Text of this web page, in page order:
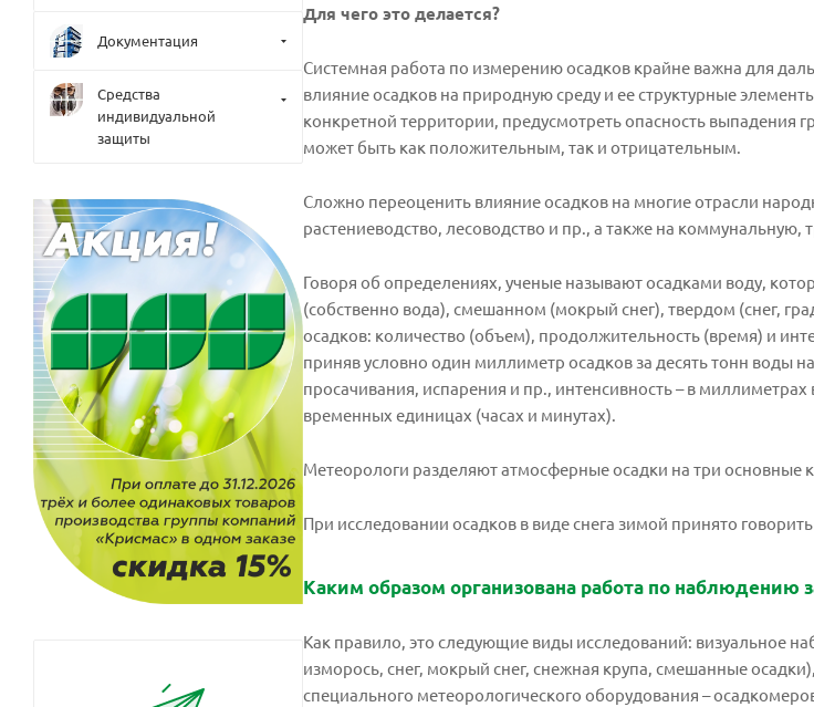
Для чего это делается?
Системная работа по измерению осадков крайне важна для
влияние осадков на природную среду и ее структурные
конкретной территории, предусмотреть опасность выпадения
может быть как положительным, так и отрицательным.
Сложно переоценить влияние осадков на многие отрасли
растениеводство, лесоводство и пр., а также на коммунальную,
Говоря об определениях, ученые называют осадками воду,
(собственно вода), смешанном (мокрый снег), твердом (снег,
осадков: количество (объем), продолжительность (время) и
приняв условно один миллиметр осадков за десять тонн воды
просачивания, испарения и пр., интенсивность – в
временных единицах (часах и минутах).
Метеорологи разделяют атмосферные осадки на три
При исследовании осадков в виде снега зимой принято
Каким образом организована работа по наблюдению
Как правило, это следующие виды исследований: визуальное
изморось, снег, мокрый снег, снежная крупа, смешанные
специального метеорологического оборудования –
Документация
Средства
индивидуальной
защиты